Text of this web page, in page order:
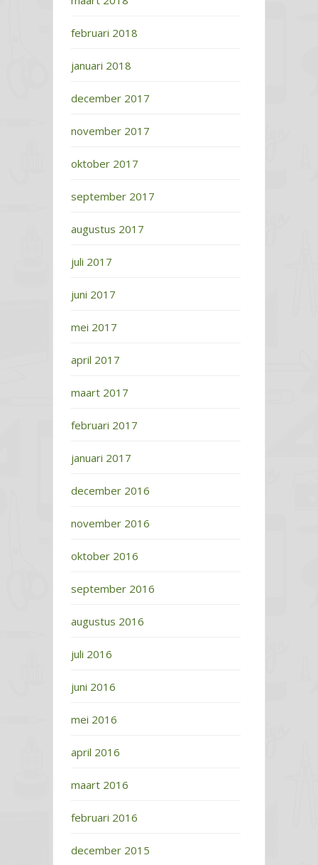
februari 2018
januari 2018
december 2017
november 2017
oktober 2017
september 2017
augustus 2017
juli 2017
juni 2017
mei 2017
april 2017
maart 2017
februari 2017
januari 2017
december 2016
november 2016
oktober 2016
september 2016
augustus 2016
juli 2016
juni 2016
mei 2016
april 2016
maart 2016
februari 2016
december 2015